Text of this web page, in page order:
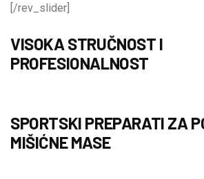
[/rev_slider]
VISOKA STRUČNOST I
PROFESIONALNOST
SPORTSKI PREPARATI ZA
MIŠIĆNE MASE